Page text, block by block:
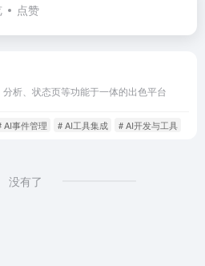
点赞
析、状态页等功能于一体的出色平台
AI事件管理 # AI工具集成 # AI开发与工具
没有了